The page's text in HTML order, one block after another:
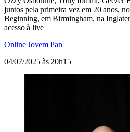
juntos pela primeira vez em 20 anos,
Beginning, em Birmingham, na
acesso à live
Online Jovem Pan
04/07/2025 às 20h15